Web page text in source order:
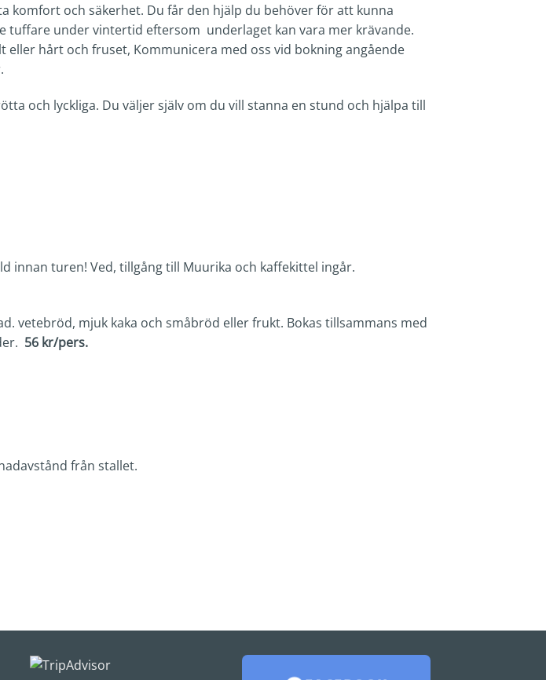
och säkerhet. Du får den hjälp du behöver för att kunna
tuffare under vintertid eftersom underlaget kan vara mer krävande.
hårt och fruset, Kommunicera med oss vid bokning angående
och lyckliga. Du väljer själv om du vill stanna en stund och hjälpa till
innan turen! Ved, tillgång till Muurika och kaffekittel ingår.
vetebröd, mjuk kaka och småbröd eller frukt. Bokas tillsammans med
56 kr/pers.
från stallet.